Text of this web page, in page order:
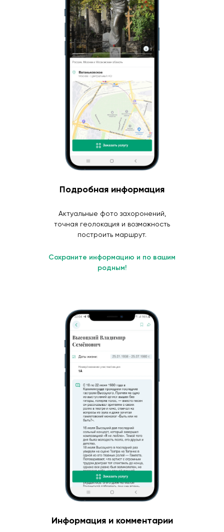
Подробная информация
Актуальные фото захоронений,
точная геолокация и возможность
построить маршрут.
Сохраните информацию и по вашим
родным!
Информация и комментарии